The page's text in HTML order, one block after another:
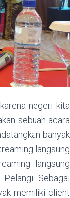
negeri kita
sebuah acara
banyak
langsung
langsung
Sebagai
memiliki client